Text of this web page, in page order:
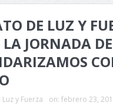
DE LUZ Y
LA JORNADA
Luz y Fuerza on: febrero 23,